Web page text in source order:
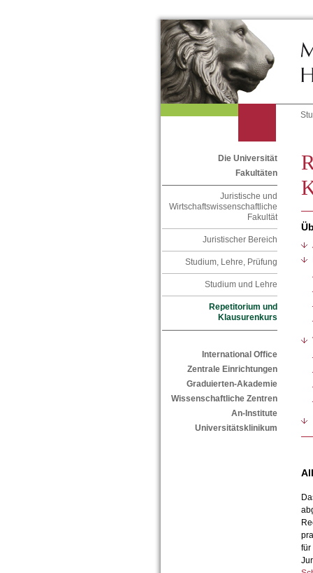
Die Universität
Fakultäten
Juristische und
Wirtschaftswissenschaftliche
Fakultät
Juristischer Bereich
Studium, Lehre, Prüfung
Studium und Lehre
Repetitorium und
Klausurenkurs
International Office
Zentrale Einrichtungen
Graduierten-Akademie
Wissenschaftliche Zentren
An-Institute
Universitätsklinikum
für